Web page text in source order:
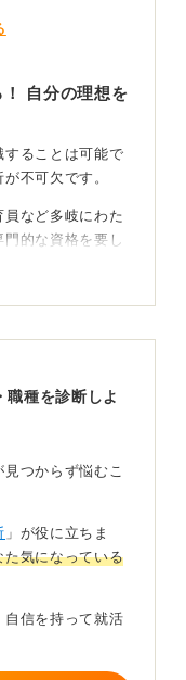
自分の理想を
することは可能で
不可欠です。
など多岐にわた
的な資格を要し
込もう
です。
ていたい」なら
うように、動機に
。
のかかわり方を明
、大学の獣医学
調べる際にも役
職種を診断しよ
つからず悩むこ
」が役に立ちま
た気になっている
自信を持って就活